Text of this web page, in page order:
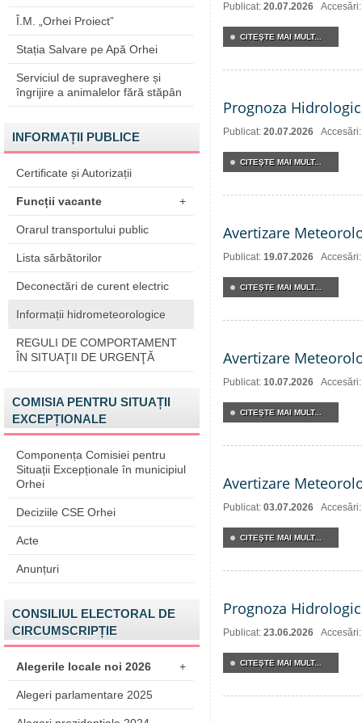
Î.M. „Orhei Proiect”
Stația Salvare pe Apă Orhei
Serviciul de supraveghere și
îngrijire a animalelor fără stăpân
INFORMAȚII PUBLICE
Certificate și Autorizații
Funcții vacante +
Orarul transportului public
Lista sărbătorilor
Deconectări de curent electric
Informații hidrometeorologice
REGULI DE COMPORTAMENT
ÎN SITUAŢII DE URGENŢĂ
COMISIA PENTRU SITUAȚII
EXCEPȚIONALE
Componența Comisiei pentru
Situații Excepționale în municipiul
Orhei
Deciziile CSE Orhei
Acte
Anunțuri
CONSILIUL ELECTORAL DE
CIRCUMSCRIPȚIE
Alegerile locale noi 2026 +
Alegeri parlamentare 2025
Publicat: 20.07.2026
CITEŞTE MAI MULT...
Prognoza
Publicat: 20.07.2026
CITEŞTE MAI MULT...
Avertizare
Publicat: 19.07.2026
CITEŞTE MAI MULT...
Avertizare
Publicat: 10.07.2026
CITEŞTE MAI MULT...
Avertizare
Publicat: 03.07.2026
CITEŞTE MAI MULT...
Prognoza
Publicat: 23.06.2026
CITEŞTE MAI MULT...